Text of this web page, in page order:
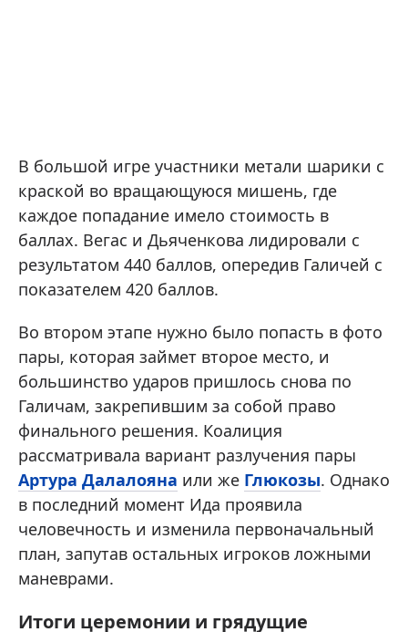
В большой игре участники метали шарики с
краской во вращающуюся мишень, где
каждое попадание имело стоимость в
баллах. Вегас и Дьяченкова лидировали с
результатом 440 баллов, опередив Галичей с
показателем 420 баллов.
Во втором этапе нужно было попасть в фото
пары, которая займет второе место, и
большинство ударов пришлось снова по
Галичам, закрепившим за собой право
финального решения. Коалиция
рассматривала вариант разлучения пары
Артура Далалояна или же Глюкозы. Однако
в последний момент Ида проявила
человечность и изменила первоначальный
план, запутав остальных игроков ложными
маневрами.
Итоги церемонии и грядущие